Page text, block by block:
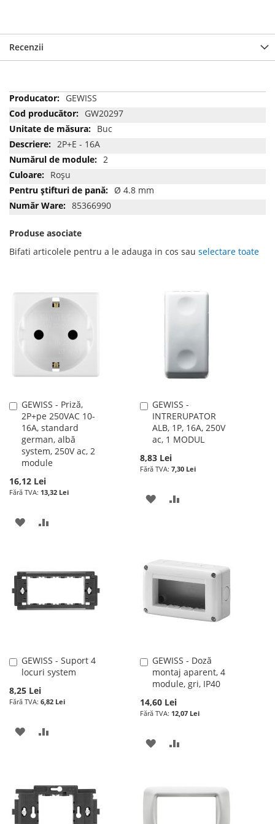
Recenzii
Mai
multe
informatii
GEWISS
GW20297
Buc
2P+E - 16A
2
Roşu
Ø 4.8 mm
85366990
Produse asociate
Bifati articolele pentru a le adauga in cos sau selectare toate
GEWISS - Priză,
2P+pe 250VAC 10-
16A, standard
german, albă
system, 250V ac, 2
module
16,12 Lei
13,32 Lei
Adauga
în
cos
ADAUGATI
DE
DORINTE
GEWISS -
INTRERUPATOR
ALB, 1P, 16A, 250V
ac, 1 MODUL
8,83 Lei
7,30 Lei
Adauga
în
cos
ADAUGATI
DE
DORINTE
GEWISS - Suport 4
locuri system
8,25 Lei
6,82 Lei
Adauga
în
ADAUGATI
DE
DORINTE
GEWISS - Doză
montaj aparent, 4
module, gri, IP40
14,60 Lei
12,07 Lei
Adauga
în
cos
ADAUGATI